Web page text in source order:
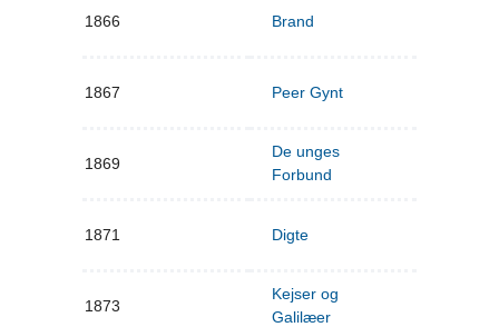
1866 Brand
1867 Peer Gynt
1869
De unges
Forbund
1871 Digte
1873
Kejser og
Galilæer